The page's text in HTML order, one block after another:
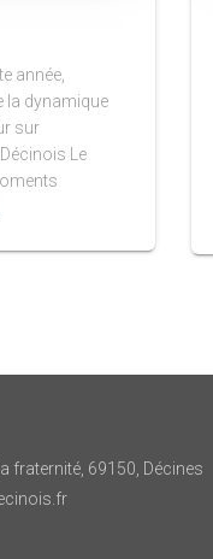
année,
la dynamique
sur
Le
fraternité, 69150, Décines